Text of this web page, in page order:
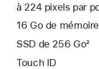
à 224 pixels par
16 Go de
SSD de 256 Go²
Touch ID